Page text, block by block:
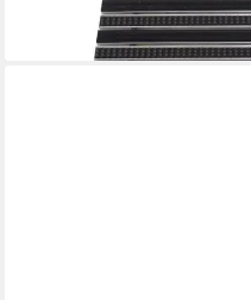
ab 159,90 €
lieferbar - in 2-3 Werktagen bei dir